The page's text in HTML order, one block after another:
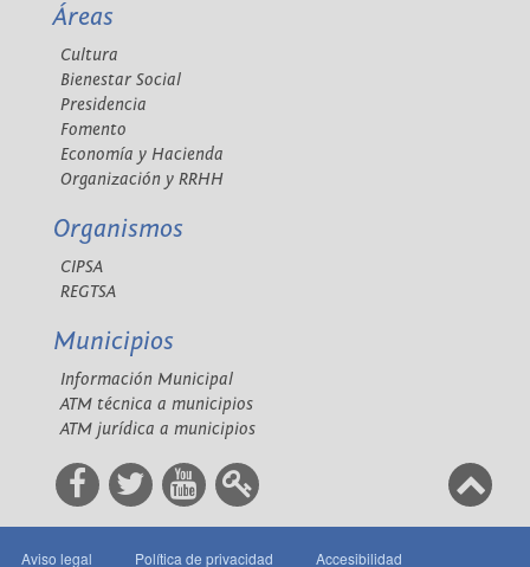
Áreas
Cultura
Bienestar Social
Presidencia
Fomento
Economía y Hacienda
Organización y RRHH
Organismos
CIPSA
REGTSA
Municipios
Información Municipal
ATM técnica a municipios
ATM jurídica a municipios
Aviso legal Política de privacidad Accesibilidad